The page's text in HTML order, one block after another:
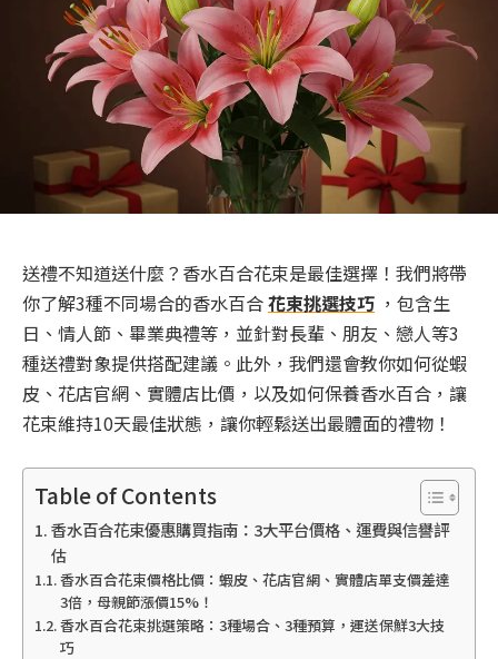
送禮不知道送什麼？香水百合花束是最佳選擇！我們將帶
你了解3種不同場合的香水百合花束挑選技巧 ，包含生
日、情人節、畢業典禮等，並針對長輩、朋友、戀人等3
種送禮對象提供搭配建議。此外，我們還會教你如何從蝦
皮、花店官網、實體店比價，以及如何保養香水百合，讓
花束維持10天最佳狀態，讓你輕鬆送出最體面的禮物！
Table of Contents
香水百合花束優惠購買指南：3大平台價格、運費與信譽評
估
香水百合花束價格比價：蝦皮、花店官網、實體店單支價差達
3倍，母親節漲價15%！
香水百合花束挑選策略：3種場合、3種預算，運送保鮮3大技
巧